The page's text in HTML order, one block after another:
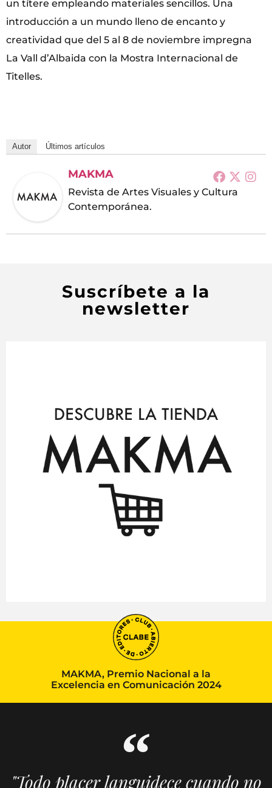
un títere empleando materiales sencillos. Una
introducción a un mundo lleno de encanto y
creatividad que del 5 al 8 de noviembre impregna
La Vall d’Albaida con la Mostra Internacional de
Titelles.
Autor Últimos artículos
MAKMA
Revista de Artes Visuales y Cultura
Contemporánea.
Suscríbete a la
newsletter
MAKMA, Premio Nacional a la
Excelencia en Comunicación 2024
"Todo placer languidece cuando no